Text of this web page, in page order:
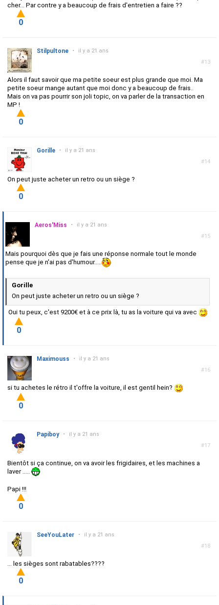
cher... Par contre y a beaucoup de frais d'entretien a faire ??
0
#13
Stilpultone • il y a 21 ans
Alors il faut savoir que ma petite soeur est plus grande que moi. Ma
petite soeur mange autant que moi donc y a beaucoup de frais..
Mais on va pas pourrir son joli topic, on va parler de la transaction en
MP !
0
#14
Gorille • il y a 21 ans
On peut juste acheter un retro ou un siège ?
0
#15
Aeros'Miss • il y a 21 ans
Mais pourquoi dès que je fais une réponse normale tout le monde
pense que je n'ai pas d'humour.....
Gorille
On peut juste acheter un retro ou un siège ?
Oui tu peux, c'est 9200€ et à ce prix là, tu as la voiture qui va avec
0
#16
Maximouss • il y a 21 ans
si tu achetes le rétro il t'offre la voiture, il est gentil hein?
0
#17
Papiboy • il y a 21 ans
Bientôt si ça continue, on va avoir les frigidaires, et les machines a
laver .....
Papi !!!
0
#18
SeeYouLater • il y a 21 ans
... les sièges sont rabatables????
0